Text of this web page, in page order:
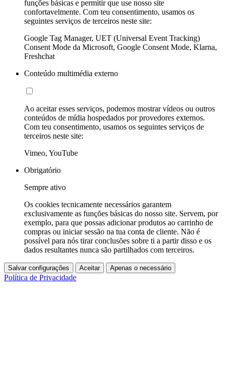
funções básicas e permitir que use nosso site
confortavelmente. Com teu consentimento, usamos os
seguintes serviços de terceiros neste site:
Google Tag Manager, UET (Universal Event Tracking)
Consent Mode da Microsoft, Google Consent Mode, Klarna,
Freshchat
Conteúdo multimédia externo
Ao aceitar esses serviços, podemos mostrar vídeos ou outros
conteúdos de mídia hospedados por provedores externos.
Com teu consentimento, usamos os seguintes serviços de
terceiros neste site:
Vimeo, YouTube
Obrigatório
Sempre ativo
Os cookies tecnicamente necessários garantem
exclusivamente as funções básicas do nosso site. Servem, por
exemplo, para que possas adicionar produtos ao carrinho de
compras ou iniciar sessão na tua conta de cliente. Não é
possível para nós tirar conclusões sobre ti a partir disso e os
dados resultantes nunca são partilhados com terceiros.
Salvar configurações Aceitar Apenas o necessário
Política de Privacidade